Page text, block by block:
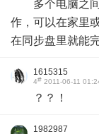
多个电脑之
作，可以在家里
在同步盘里就能完
1615315
4# 2011-06-11
？？！
1982987